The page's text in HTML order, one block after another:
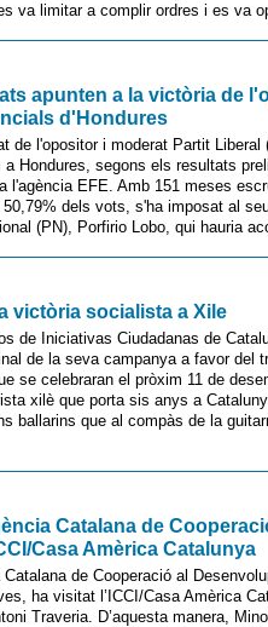
va limitar a complir ordres i es va
apunten a la victòria de
d'Hondures
de l'opositor i moderat Partit
Hondures, segons els resultats
l'agència EFE. Amb 151 meses
dels vots, s'ha imposat al
(PN), Porfirio Lobo, qui hauria
victòria socialista a Xile
de Iniciativas Ciudadanas de
de la seva campanya a favor del
se celebraran el pròxim 11 de
xilè que porta sis anys a
ballarins que al compàs de la
Catalana de
Casa Amèrica Catalunya
Catalana de Cooperació al
ha visitat l’ICCI/Casa Amèrica
Traveria. D’aquesta manera,